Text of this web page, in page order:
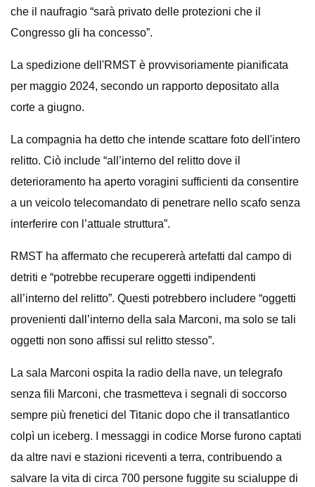
che il naufragio “sarà privato delle protezioni che il
Congresso gli ha concesso”.
La spedizione dell'RMST è provvisoriamente pianificata
per maggio 2024, secondo un rapporto depositato alla
corte a giugno.
La compagnia ha detto che intende scattare foto dell'intero
relitto. Ciò include “all’interno del relitto dove il
deterioramento ha aperto voragini sufficienti da consentire
a un veicolo telecomandato di penetrare nello scafo senza
interferire con l’attuale struttura”.
RMST ha affermato che recupererà artefatti dal campo di
detriti e “potrebbe recuperare oggetti indipendenti
all’interno del relitto”. Questi potrebbero includere “oggetti
provenienti dall’interno della sala Marconi, ma solo se tali
oggetti non sono affissi sul relitto stesso”.
La sala Marconi ospita la radio della nave, un telegrafo
senza fili Marconi, che trasmetteva i segnali di soccorso
sempre più frenetici del Titanic dopo che il transatlantico
colpì un iceberg. I messaggi in codice Morse furono captati
da altre navi e stazioni riceventi a terra, contribuendo a
salvare la vita di circa 700 persone fuggite su scialuppe di